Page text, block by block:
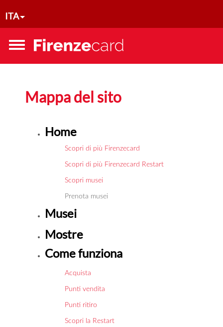
ITA
Toggle
Mappa del sito
Home
Scopri di più Firenzecard
Scopri di più Firenzecard Restart
Scopri musei
Prenota musei
Musei
Mostre
Come funziona
Acquista
Punti vendita
Punti ritiro
Scopri la Restart